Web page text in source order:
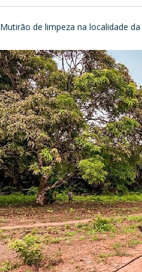
Mutirão de limpeza na localidade da